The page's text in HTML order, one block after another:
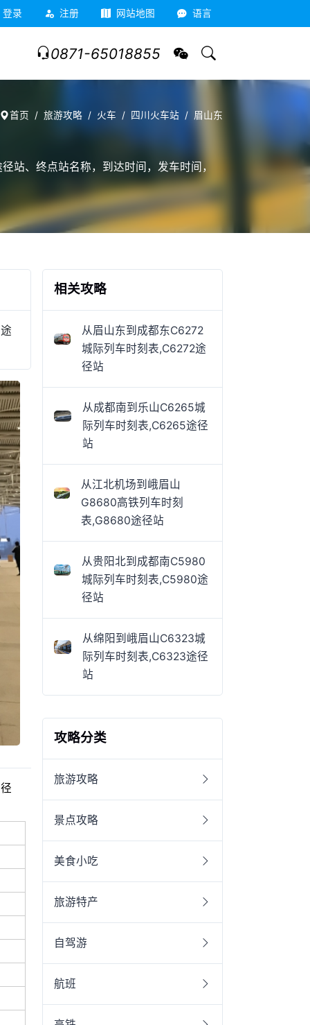
登录 注册 网站地图 语言
0871-65018855
首页 旅游攻略 火车 四川火车站 眉山东
站、终点站名称，到达时间，发车时间，
相关攻略
从眉山东到成都东C6272
城际列车时刻表,C6272途
径站
从成都南到乐山C6265城
际列车时刻表,C6265途径
站
从江北机场到峨眉山
G8680高铁列车时刻
表,G8680途径站
从贵阳北到成都南C5980
城际列车时刻表,C5980途
径站
从绵阳到峨眉山C6323城
际列车时刻表,C6323途径
站
攻略分类
旅游攻略
景点攻略
美食小吃
旅游特产
自驾游
航班